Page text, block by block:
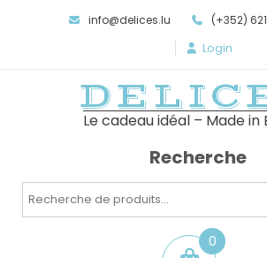
info@delices.lu (+352)
Login
Le cadeau idéal – Made in
Recherche
Recherche
0